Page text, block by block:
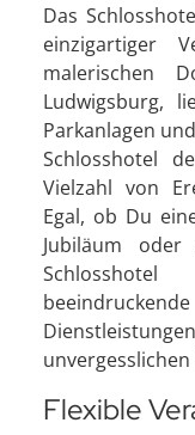
Das
einzigartiger
malerischen
Ludwigsburg,
Parkanlagen
Schlosshotel
Vielzahl von
Egal, ob Du
Jubiläum
Flexible